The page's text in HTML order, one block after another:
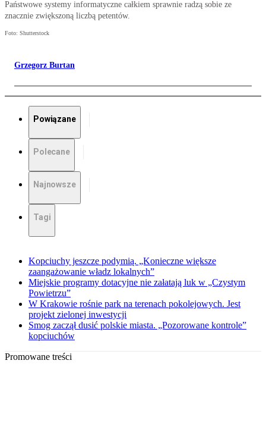
Państwowe systemy informatyczne całkiem sprawnie radzą sobie ze
znacznie zwiększoną liczbą petentów.
Foto: Shutterstock
Grzegorz Burtan
Powiązane
Polecane
Najnowsze
Tagi
Kopciuchy jeszcze podymią. „Konieczne większe
zaangażowanie władz lokalnych”
Miejskie programy dotacyjne nie załatają luk w „Czystym
Powietrzu”
W Krakowie rośnie park na terenach pokolejowych. Jest
projekt zielonej inwestycji
Smog zaczął dusić polskie miasta. „Pozorowane kontrole”
kopciuchów
Promowane treści